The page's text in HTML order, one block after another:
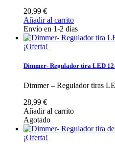
20,99 €
Añadir al carrito
Envío en 1-2 días
¡Oferta!
Dimmer- Regulador tira LED
Dimmer – Regulador tiras
28,99 €
Añadir al carrito
Agotado
¡Oferta!